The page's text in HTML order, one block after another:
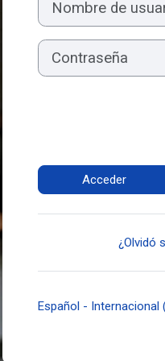
Contraseña
Acceder
¿Olvidó
Español - Internacional